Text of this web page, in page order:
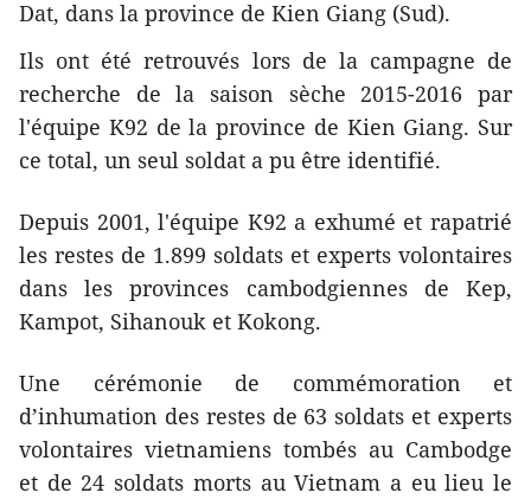
Dat, dans la province de Kien Giang (Sud).
Ils ont été retrouvés lors de la campagne de
recherche de la saison sèche 2015-2016 par
l'équipe K92 de la province de Kien Giang. Sur
ce total, un seul soldat a pu être identifié.
Depuis 2001, l'équipe K92 a exhumé et rapatrié
les restes de 1.899 soldats et experts volontaires
dans les provinces cambodgiennes de Kep,
Kampot, Sihanouk et Kokong.
Une cérémonie de commémoration et
d’inhumation des restes de 63 soldats et experts
volontaires vietnamiens tombés au Cambodge
et de 24 soldats morts au Vietnam a eu lieu le